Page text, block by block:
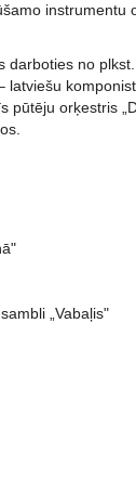
instrumentu
no
latviešu
pūtēju orķestris
„Vabaļis"